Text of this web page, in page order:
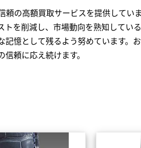
の高額買取サービスを提供してい
を削減し、市場動向を熟知している
憶として残るよう努めています。
頼に応え続けます。